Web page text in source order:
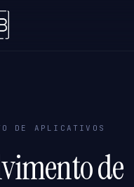
DE APLICATIVOS
de